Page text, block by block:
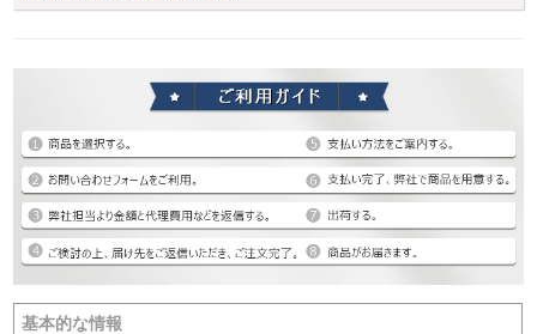
基本的な情報